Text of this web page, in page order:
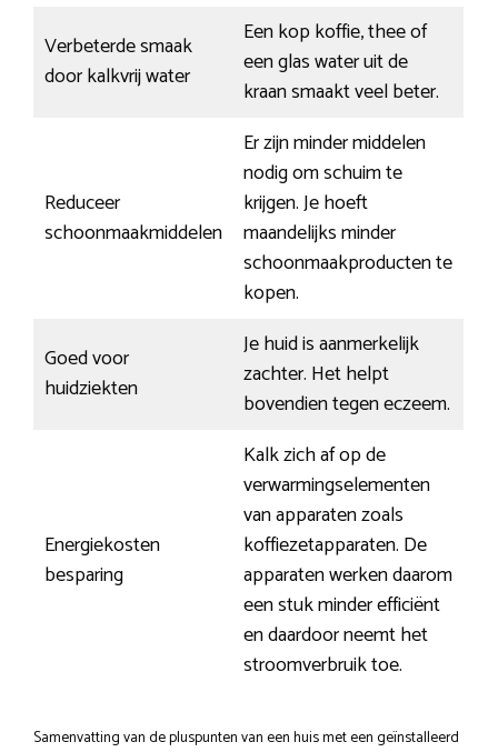
Verbeterde smaak
door kalkvrij water
Een kop koffie, thee of
een glas water uit de
kraan smaakt veel beter.
Reduceer
schoonmaakmiddelen
Er zijn minder middelen
nodig om schuim te
krijgen. Je hoeft
maandelijks minder
schoonmaakproducten te
kopen.
Goed voor
huidziekten
Je huid is aanmerkelijk
zachter. Het helpt
bovendien tegen eczeem.
Energiekosten
besparing
Kalk zich af op de
verwarmingselementen
van apparaten zoals
koffiezetapparaten. De
apparaten werken daarom
een stuk minder efficiënt
en daardoor neemt het
stroomverbruik toe.
Samenvatting van de pluspunten van een huis met een geïnstalleerd